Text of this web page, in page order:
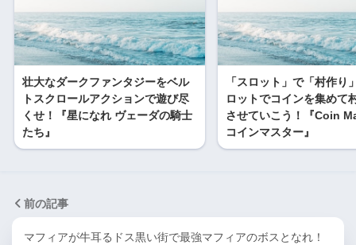
壮大なダークファンタジーをベル
トスクロールアクションで遊び尽
くせ！『星になれ ヴェーダの騎士
たち』
「スロット」で「村作り
ロットでコインを集めて
させていこう！『Coin
コインマスター』
前の記事
マフィアが牛耳るドス黒い街で最強マフィアのボスとなれ！